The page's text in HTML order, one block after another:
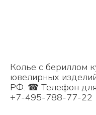
Колье с бериллом
ювелирных
РФ. ☎ Телефон для
+7-495-788-77-22